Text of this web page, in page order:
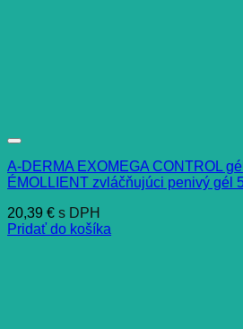
A-DERMA EXOMEGA CONTROL
ÉMOLLIENT zvláčňujúci penivý gél
20,39 € s DPH
Pridať do košíka